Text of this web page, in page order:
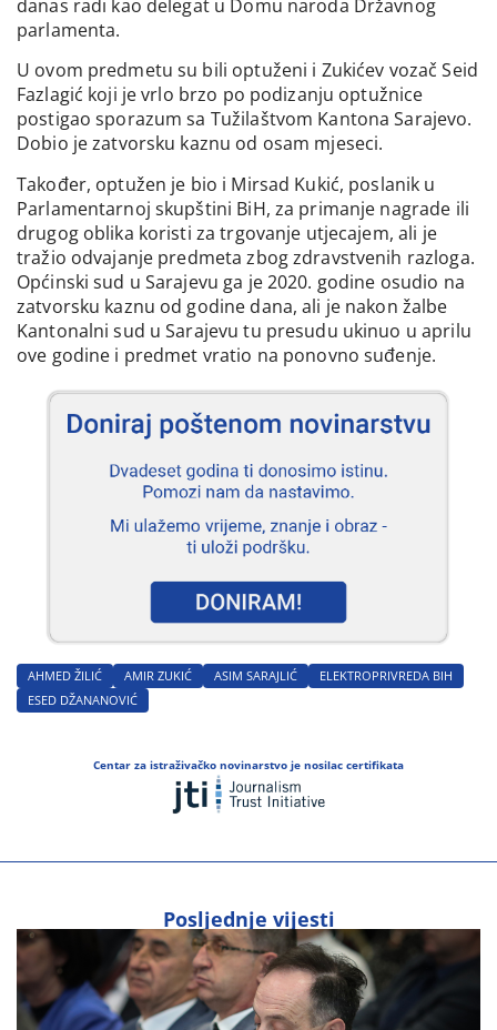
danas radi kao delegat u Domu naroda Državnog
parlamenta.
U ovom predmetu su bili optuženi i Zukićev vozač Seid
Fazlagić koji je vrlo brzo po podizanju optužnice
postigao sporazum sa Tužilaštvom Kantona Sarajevo.
Dobio je zatvorsku kaznu od osam mjeseci.
Također, optužen je bio i Mirsad Kukić, poslanik u
Parlamentarnoj skupštini BiH, za primanje nagrade ili
drugog oblika koristi za trgovanje utjecajem, ali je
tražio odvajanje predmeta zbog zdravstvenih razloga.
Općinski sud u Sarajevu ga je 2020. godine osudio na
zatvorsku kaznu od godine dana, ali je nakon žalbe
Kantonalni sud u Sarajevu tu presudu ukinuo u aprilu
ove godine i predmet vratio na ponovno suđenje.
AHMED ŽILIĆ AMIR ZUKIĆ ASIM SARAJLIĆ
ELEKTROPRIVREDA BIH
ESED DŽANANOVIĆ
Centar za istraživačko novinarstvo je nosilac certifikata
Posljednje vijesti